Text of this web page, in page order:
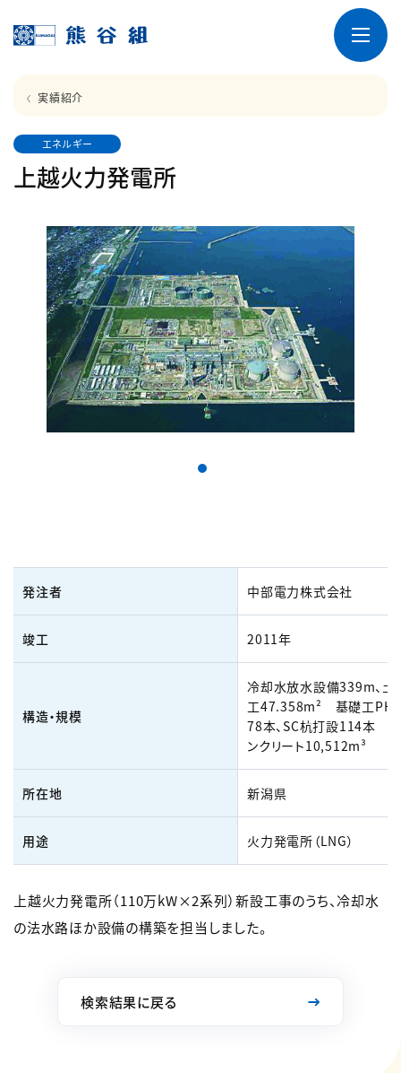
実績紹介
エネルギー
上越火力発電所
発注者 中部電力株式会社
竣工 2011年
構造・規模
冷却水放水設備339m、土
工47.358m² 基礎工
78本、SC杭打設114本
ンクリート10,512m³
所在地 新潟県
用途 火力発電所（LNG）
上越火力発電所（110万kW×2系列）新設工事のうち、冷却水
の法水路ほか設備の構築を担当しました。
検索結果に戻る